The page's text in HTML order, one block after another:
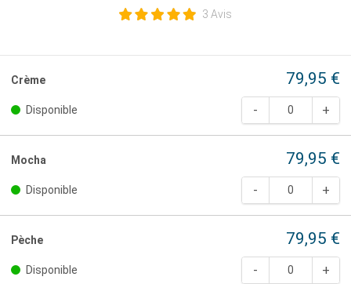
3 Avis
Crème 79,95 €
Disponible
Mocha 79,95 €
Disponible
Pèche 79,95 €
Disponible